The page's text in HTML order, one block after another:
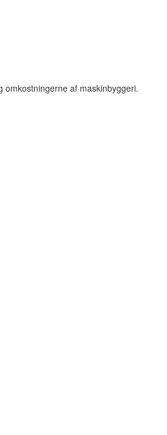
omkostningerne af maskinbyggeri.